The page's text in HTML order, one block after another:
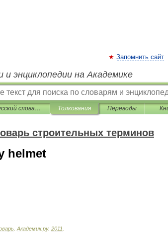
Запомнить сайт
и энциклопедии на Академике
Англо-русский словарь строительных терминов Толкования Переводы
строительных терминов
helmet
Академик.ру. 2011